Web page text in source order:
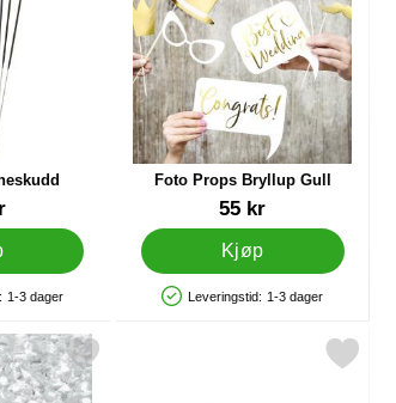
På lager
1-3 dager
Foto Props Bryllup Gull
Varenummer 28752
55 kr
Kjøp
Produkttilgjengelighet: På lager
Leveringstid: 1-3 dager
Transparent som favorittMerk vimpelgirlander